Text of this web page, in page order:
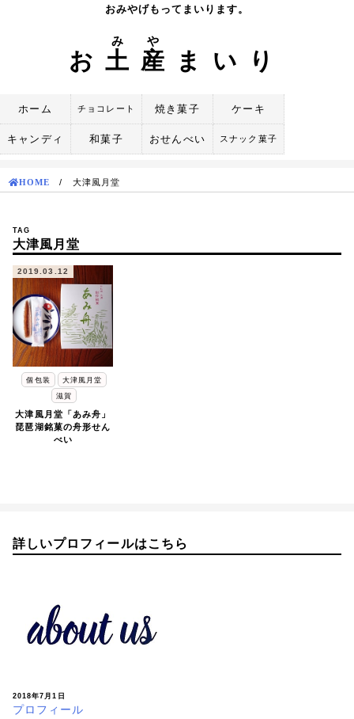
おみやげもってまいります。
お 土
み
産
や
まいり
ホーム チョコレート 焼き菓子 ケーキ
キャンディ 和菓子 おせんべい スナック菓子
HOME / 大津風月堂
TAG
大津風月堂
2019.03.12
個包装
大津風月堂
滋賀
大津風月堂「あみ舟」
琵琶湖銘菓の舟形せん
べい
詳しいプロフィールはこちら
2018年7月1日
プロフィール